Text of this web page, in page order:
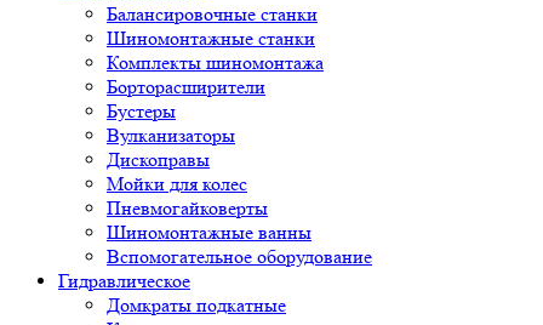
Балансировочные станки
Шиномонтажные станки
Комплекты шиномонтажа
Борторасширители
Бустеры
Вулканизаторы
Дископравы
Мойки для колес
Пневмогайковерты
Шиномонтажные ванны
Вспомогательное оборудование
Гидравлическое
Домкраты подкатные